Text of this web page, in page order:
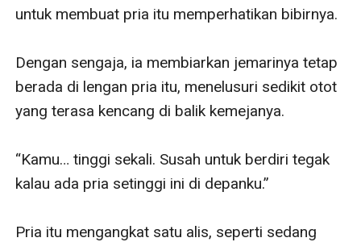
untuk membuat pria itu memperhatikan bibirnya.
Dengan sengaja, ia membiarkan jemarinya tetap
berada di lengan pria itu, menelusuri sedikit otot
yang terasa kencang di balik kemejanya.
“Kamu… tinggi sekali. Susah untuk berdiri tegak
kalau ada pria setinggi ini di depanku.”
Pria itu mengangkat satu alis, seperti sedang